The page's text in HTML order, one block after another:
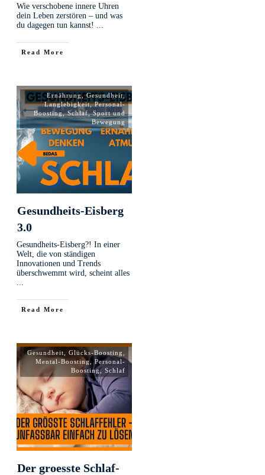
Wie verschobene innere Uhren
dein Leben zerstören – und was
du dagegen tun kannst! ...
Read More
Ernährung,Gesundheit,
Langlebigkeit,Personal-
Boosting,Schlaf,Sport und
Bewegung
Gesundheits-Eisberg
3.0
Gesundheits-Eisberg?! In einer
Welt, die von ständigen
Innovationen und Trends
überschwemmt wird, scheint alles
...
Read More
Gesundheit Glücks-Boosting
Mental-Boosting ,Personal-
Boosting, Schlaf
Der groesste Schlaf-